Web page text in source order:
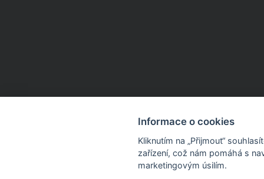
Informace o cookies
Kliknutím na „Přijmout“
zařízení, což nám pomáhá s
marketingovým úsilím.